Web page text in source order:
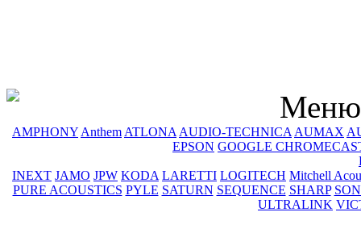
Меню
AMPHONY Anthem ATLONA AUDIO-TECHNICA AUMAX
EPSON GOOGLE
INEXT JAMO JPW KODA LARETTI LOGITECH Mitchell
PURE ACOUSTICS PYLE SATURN SEQUENCE SHARP
ULTRALINK